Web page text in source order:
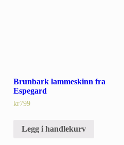
Brunbark lammeskinn fra
Espegard
kr799
Legg i handlekurv